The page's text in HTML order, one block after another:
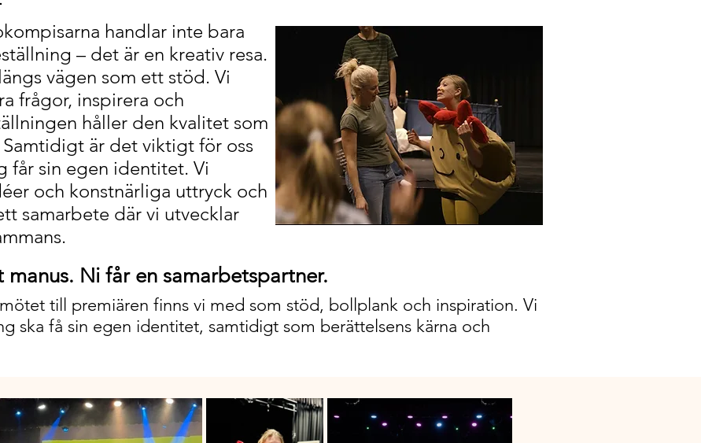
handlar inte bara
– det är en kreativ resa.
vägen som ett stöd. Vi
frågor, inspirera och
håller den kvalitet som
är det viktigt för oss
får sin egen identitet. Vi
och konstnärliga uttryck och
samarbete där vi utvecklar
Ni får en samarbetspartner.
till premiären finns vi med som stöd, bollplank och inspiration. Vi
ska få sin egen identitet, samtidigt som berättelsens kärna och